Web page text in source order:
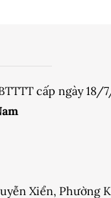
cấp ngày 18/
Xiển, Phường